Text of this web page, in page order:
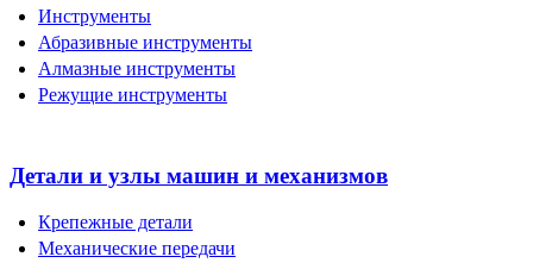
Инструменты
Абразивные инструменты
Алмазные инструменты
Режущие инструменты
Детали и узлы машин и механизмов
Крепежные детали
Механические передачи